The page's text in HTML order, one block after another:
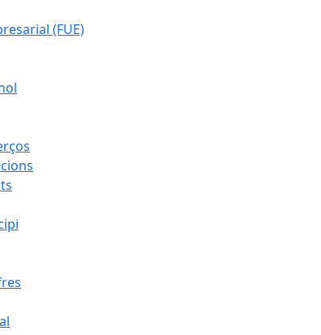
(FUE)